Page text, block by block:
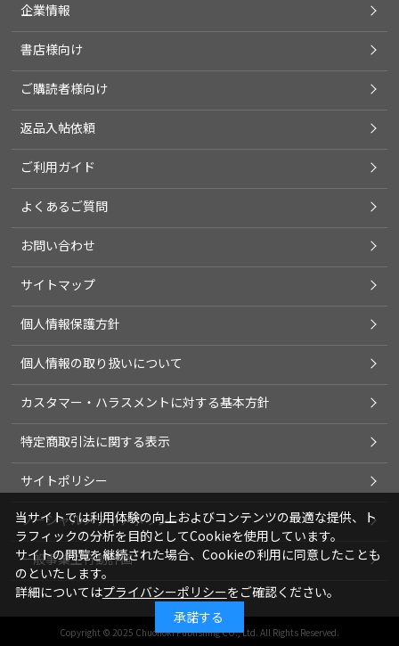
企業情報
書店様向け
ご購読者様向け
返品入帖依頼
ご利用ガイド
よくあるご質問
お問い合わせ
サイトマップ
個人情報保護方針
個人情報の取り扱いについて
カスタマー・ハラスメントに対する基本方針
特定商取引法に関する表示
サイトポリシー
ソーシャルメディアポリシー
一般事業主行動計画
Copyright © 2025 Chuohoki Publishing CO., Ltd. All Rights Reserved.
当サイトでは利用体験の向上およびコンテンツの最適な提供、ト
ラフィックの分析を目的としてCookieを使用しています。
サイトの閲覧を継続された場合、Cookieの利用に同意したことも
のといたします。
詳細についてはプライバシーポリシーをご確認ください。
承諾する